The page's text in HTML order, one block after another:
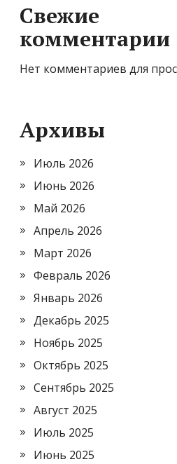
Свежие
комментарии
Нет комментариев для
Архивы
Июль 2026
Июнь 2026
Май 2026
Апрель 2026
Март 2026
Февраль 2026
Январь 2026
Декабрь 2025
Ноябрь 2025
Октябрь 2025
Сентябрь 2025
Август 2025
Июль 2025
Июнь 2025